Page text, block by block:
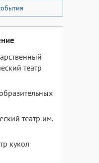
театр
театр им.
кукол